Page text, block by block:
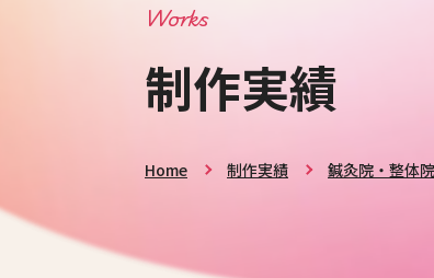
Works
制作実績
Home 制作実績 鍼灸院・整体院